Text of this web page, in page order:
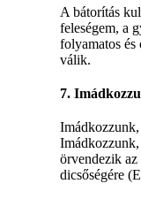
A bátorítás
feleségem, a
folyamatos
válik.
7.
örvendezik az
dicsőségére